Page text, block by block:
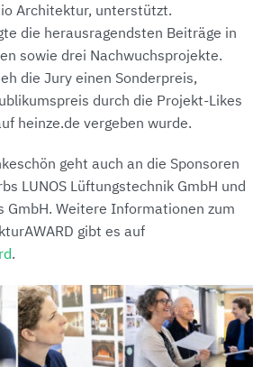
Architektur, unterstützt.
die herausragendsten Beiträge in
sowie drei Nachwuchsprojekte.
die Jury einen Sonderpreis,
durch die Projekt-Likes
heinze.de vergeben wurde.
geht auch an die Sponsoren
LUNOS Lüftungstechnik GmbH und
GmbH. Weitere Informationen zum
gibt es auf
.